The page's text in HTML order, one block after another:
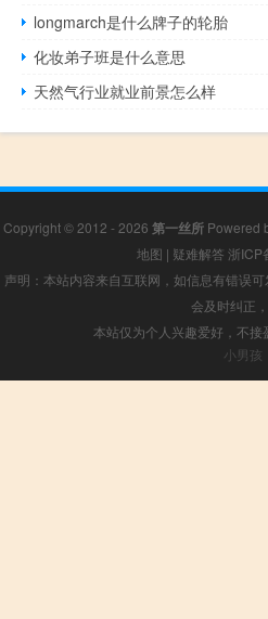
longmarch是什么牌子的轮胎
化妆弟子班是什么意思
天然气行业就业前景怎么样
Copyright © 2012 - 2026 第一丝所 Powered
地图 | 疑难解答 浙ICP
声明：本站内容来自互联网，如信息有错误
会及时纠正
本站仅为个人兴趣爱好，不接
小男孩